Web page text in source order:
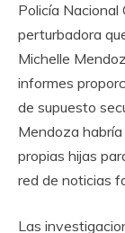
Policía Nacional
perturbadora
Michelle
informes
de supuesto
Mendoza
propias hijas
red de noticias
Las